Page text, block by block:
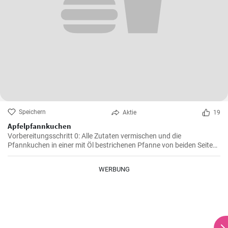
Speichern Aktie 19
Apfelpfannkuchen
Vorbereitungsschritt 0: Alle Zutaten vermischen und die
Pfannkuchen in einer mit Öl bestrichenen Pfanne von beiden Seiten
braten.
WERBUNG